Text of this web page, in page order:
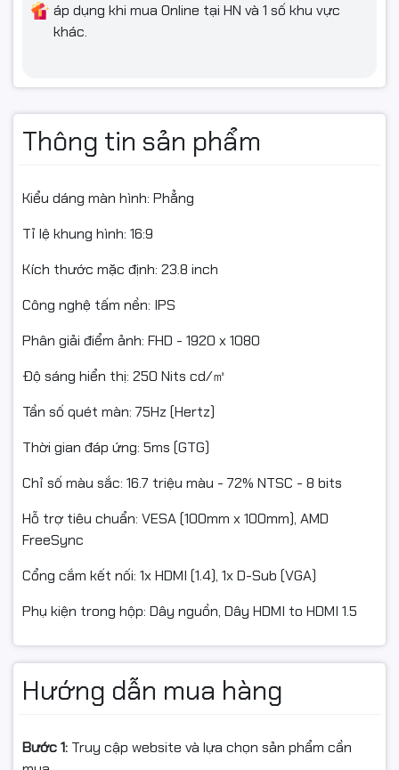
áp dụng khi mua Online tại HN và 1 số khu vực
khác.
Thông tin sản phẩm
Kiểu dáng màn hình: Phẳng
Tỉ lệ khung hình: 16:9
Kích thước mặc định: 23.8 inch
Công nghệ tấm nền: IPS
Phân giải điểm ảnh: FHD - 1920 x 1080
Độ sáng hiển thị: 250 Nits cd/㎡
Tần số quét màn: 75Hz (Hertz)
Thời gian đáp ứng: 5ms (GTG)
Chỉ số màu sắc: 16.7 triệu màu - 72% NTSC - 8 bits
Hỗ trợ tiêu chuẩn: VESA (100mm x 100mm), AMD
FreeSync
Cổng cắm kết nối: 1x HDMI (1.4), 1x D-Sub (VGA)
Phụ kiện trong hộp: Dây nguồn, Dây HDMI to HDMI 1.5
Hướng dẫn mua hàng
Bước 1: Truy cập website và lựa chọn sản phẩm cần